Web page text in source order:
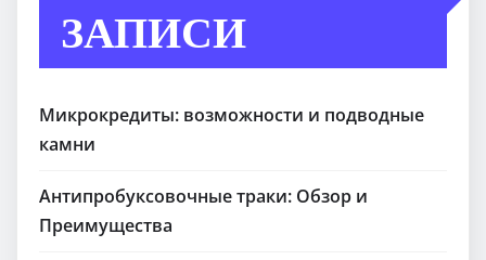
ЗАПИСИ
Микрокредиты: возможности и подводные
камни
Антипробуксовочные траки: Обзор и
Преимущества